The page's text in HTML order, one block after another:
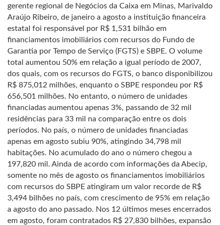
gerente regional de Negócios da Caixa em Minas, Marivaldo
Araújo Ribeiro, de janeiro a agosto a instituição financeira
estatal foi responsável por R$ 1,531 bilhão em
financiamentos imobiliários com recursos do Fundo de
Garantia por Tempo de Serviço (FGTS) e SBPE. O volume
total aumentou 50% em relação a igual período de 2007,
dos quais, com os recursos do FGTS, o banco disponibilizou
R$ 875,012 milhões, enquanto o SBPE respondeu por R$
656,501 milhões. No entanto, o número de unidades
financiadas aumentou apenas 3%, passando de 32 mil
residências para 33 mil na comparação entre os dois
períodos. No país, o número de unidades financiadas
apenas em agosto subiu 90%, atingindo 34,798 mil
habitações. No acumulado do ano o número chegou a
197,820 mil. Ainda de acordo com informações da Abecip,
somente no mês de agosto os financiamentos imobiliários
com recursos do SBPE atingiram um valor recorde de R$
3,494 bilhões no país, com crescimento de 95% em relação
a agosto do ano passado. Nos 12 últimos meses encerrados
em agosto, foram contratados R$ 27,830 bilhões, expansão